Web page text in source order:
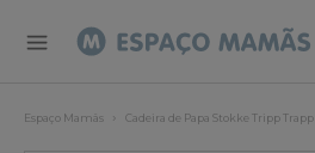
Espaço Mamãs Cadeira de Papa Stokke Tripp Trapp